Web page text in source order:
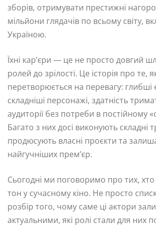
зборів, отримувати престижні
мільйони глядачів по всьому світу,
Україною.
Їхні кар’єри — це не просто довгий
ролей до зрілості. Це історія про те,
перетворюється на перевагу: глибші
складніші персонажі, здатність
аудиторії без потреби в постійному
Багато з них досі виконують складні
продюсують власні проєкти та
найгучніших прем’єр.
Сьогодні ми поговоримо про тих,
тон у сучасному кіно. Не просто
розбір того, чому саме ці актори
актуальними, які ролі стали для них